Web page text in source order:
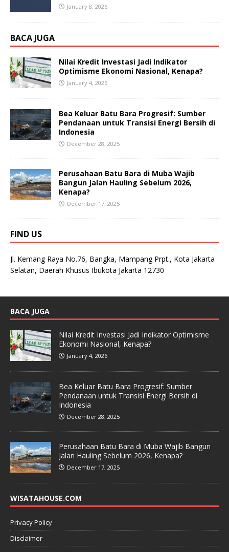
January 8, 2026
BACA JUGA
Nilai Kredit Investasi Jadi Indikator
Optimisme Ekonomi Nasional, Kenapa?
January 4, 2026
Bea Keluar Batu Bara Progresif: Sumber
Pendanaan untuk Transisi Energi Bersih di
Indonesia
December 28, 2025
Perusahaan Batu Bara di Muba Wajib
Bangun Jalan Hauling Sebelum 2026,
Kenapa?
December 17, 2025
FIND US
Jl. Kemang Raya No.76, Bangka, Mampang Prpt., Kota Jakarta
Selatan, Daerah Khusus Ibukota Jakarta 12730
BACA JUGA
Nilai Kredit Investasi Jadi Indikator Optimisme
Ekonomi Nasional, Kenapa?
January 4, 2026
Bea Keluar Batu Bara Progresif: Sumber
Pendanaan untuk Transisi Energi Bersih di
Indonesia
December 28, 2025
Perusahaan Batu Bara di Muba Wajib Bangun
Jalan Hauling Sebelum 2026, Kenapa?
December 17, 2025
WISATAHOUSE.COM
Privacy Policy
Disclaimer